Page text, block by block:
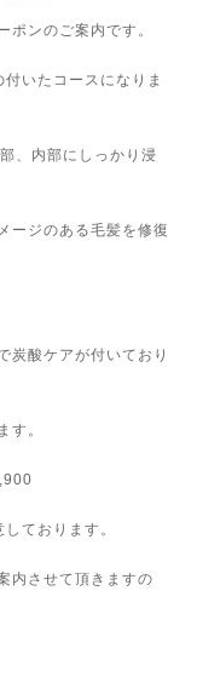
ポンのご案内です。
いたコースになりま
、内部にしっかり浸
ージのある毛髪を修復
炭酸ケアが付いており
す。
ております。
内させて頂きますの